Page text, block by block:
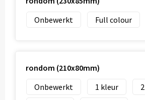
Onbewerkt
Full colour
rondom (210x80mm)
Onbewerkt
1
2